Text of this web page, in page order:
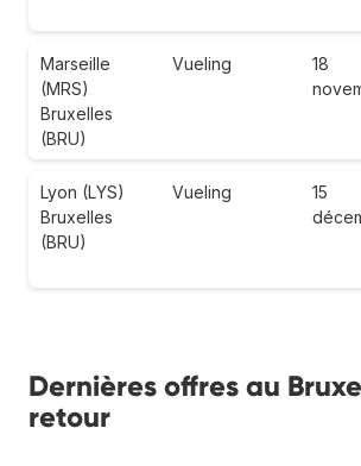
Marseille
(MRS)
Bruxelles
(BRU)
Vueling
18
Lyon (LYS)
Bruxelles
(BRU)
Vueling
15
Dernières offres au
retour